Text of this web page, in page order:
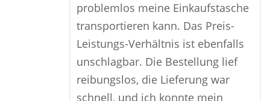
problemlos meine Einkaufstasche
transportieren kann. Das Preis-
Leistungs-Verhältnis ist ebenfalls
unschlagbar. Die Bestellung lief
reibungslos, die Lieferung war
schnell, und ich konnte mein